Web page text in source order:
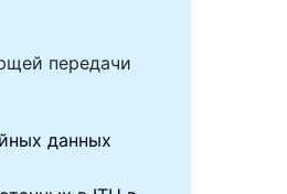
передачи
данных